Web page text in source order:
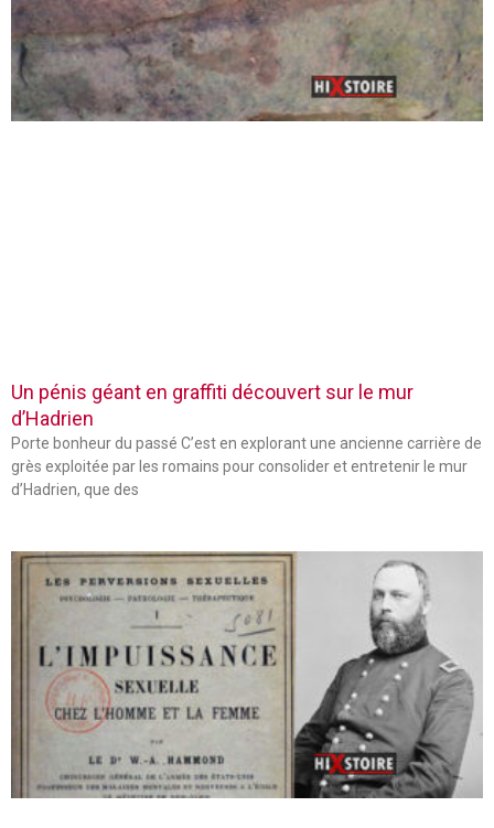
Un pénis géant en graffiti découvert sur le mur
d’Hadrien
Porte bonheur du passé C’est en explorant une ancienne carrière de
grès exploitée par les romains pour consolider et entretenir le mur
d’Hadrien, que des